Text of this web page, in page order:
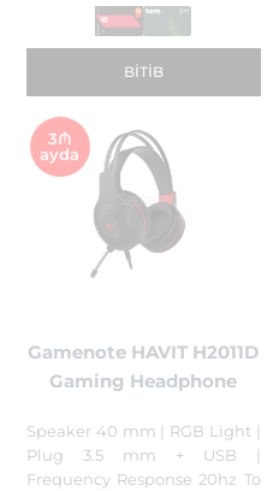
BITIB
3₼
ayda
Gamenote HAVIT H2011D
Gaming Headphone
Speaker 40 mm | RGB Light |
Plug 3.5 mm + USB |
Frequency Response 20hz To